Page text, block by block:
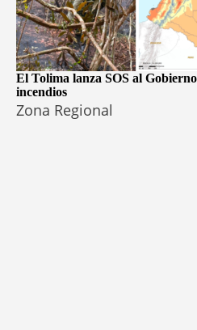
El Tolima lanza SOS al
incendios
Zona Regional